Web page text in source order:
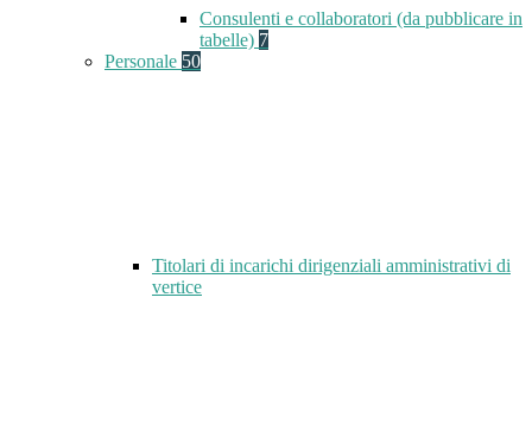
Consulenti e collaboratori (da pubblicare in
tabelle) 7
Personale 50
Titolari di incarichi dirigenziali amministrativi di
vertice